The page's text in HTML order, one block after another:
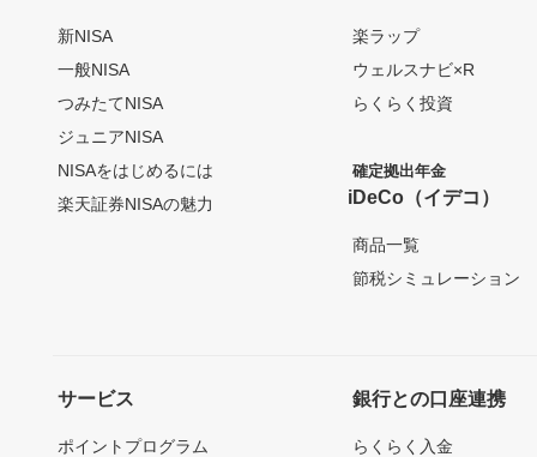
新NISA
一般NISA
つみたてNISA
ジュニアNISA
NISAをはじめるには
楽天証券NISAの魅力
楽ラップ
ウェルスナビ×R
らくらく投資
確定拠出年金
iDeCo（イデコ）
商品一覧
節税シミュレーション
サービス
ポイントプログラム
銀行との口座連携
らくらく入金